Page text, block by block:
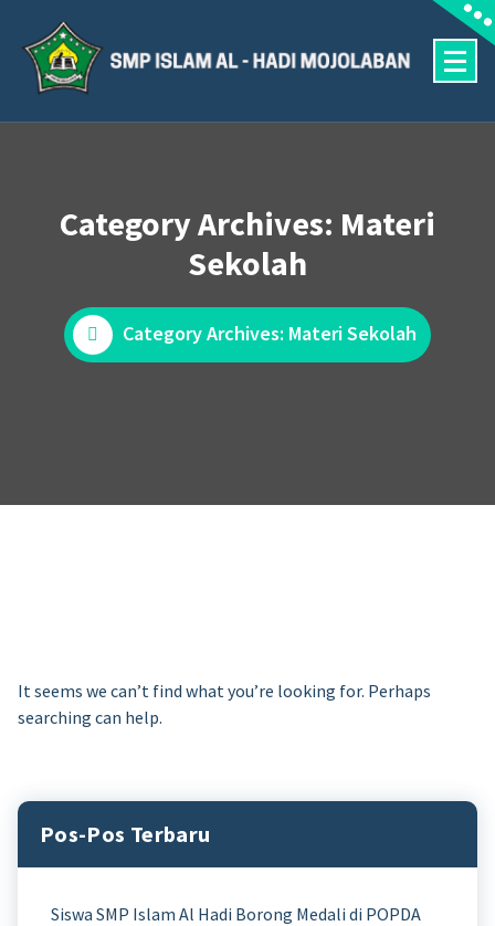
content
Category Archives: Materi
Sekolah
Category Archives: Materi Sekolah
It seems we can’t find what you’re looking for. Perhaps
searching can help.
Pos-Pos Terbaru
Siswa SMP Islam Al Hadi Borong Medali di POPDA